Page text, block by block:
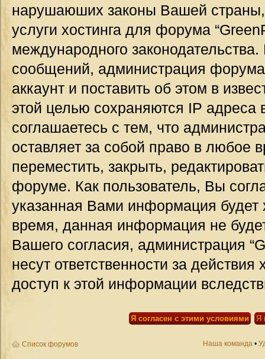
нарушаюших законы Вашей страны,
услуги хостинга для форума
международного
сообщений, администрация
аккаунт и поставить об этом в
этой целью сохраняются IP
соглашаетесь с тем, что
оставляет за собой право в любое
переместить, закрыть,
форуме. Как пользователь, Вы
указанная Вами информация будет
время, данная информация не
Вашего согласия, администрация
несут ответственности за
доступ к этой информации
Список форумов Наша команда •